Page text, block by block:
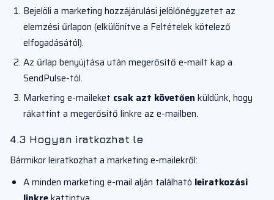
Bejelöli a marketing hozzájárulási jelölőnégyzetet az
elemzési űrlapon (elkülönítve a Feltételek kötelező
elfogadásától).
Az űrlap benyújtása után megerősítő e-mailt kap a
SendPulse-tól.
Marketing e-maileket csak azt követően küldünk, hogy
rákattint a megerősítő linkre az e-mailben.
4.3 Hogyan iratkozhat le
Bármikor leiratkozhat a marketing e-mailekről:
A minden marketing e-mail alján található leiratkozási